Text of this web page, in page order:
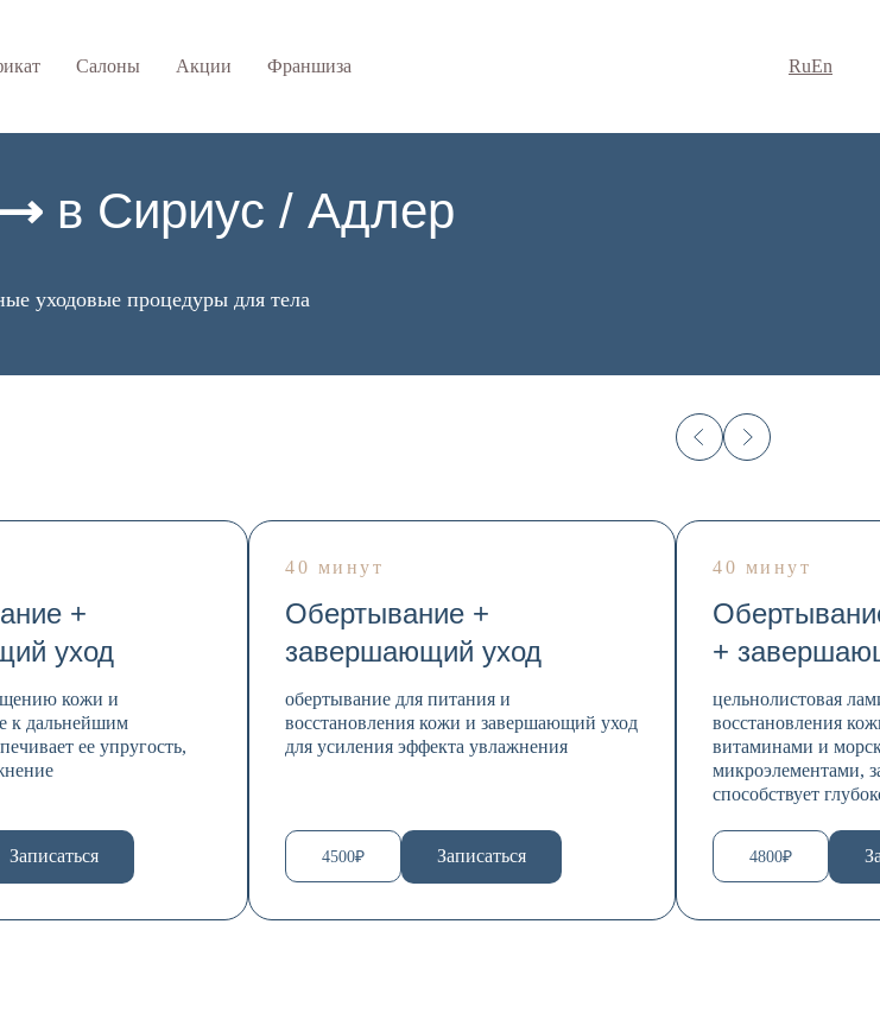
Салоны Акции Франшиза RuEn
в Сириус / Адлер
уходовые процедуры для тела
+
уход
кожи и
к дальнейшим
ее упругость,
Записаться
40 минут
Обертывание +
завершающий уход
обертывание для питания и
восстановления кожи и завершающий уход
для усиления эффекта увлажнения
4500₽ Записаться
40 минут
+
цельнолистовая
восстановления
витаминами и
микроэлементами,
способствует
4800₽